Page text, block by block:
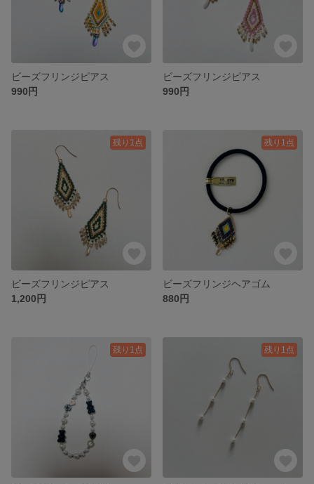
ビーズフリンジピアス
990円
ビーズフリンジピアス
990円
残り1点
ビーズフリンジピアス
1,200円
残り1点
ビーズフリンジヘアゴム
880円
残り1点 残り1点